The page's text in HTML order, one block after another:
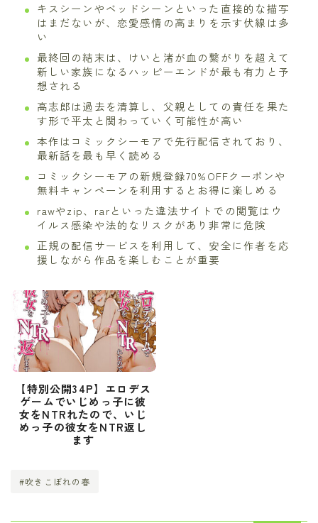
キスシーンやベッドシーンといった直接的な描写
はまだないが、恋愛感情の高まりを示す伏線は多
い
最終回の結末は、けいと渚が血の繋がりを超えて
新しい家族になるハッピーエンドが最も有力と予
想される
高志郎は過去を清算し、父親としての責任を果た
す形で平太と関わっていく可能性が高い
本作はコミックシーモアで先行配信されており、
最新話を最も早く読める
コミックシーモアの新規登録70%OFFクーポンや
無料キャンペーンを利用するとお得に楽しめる
rawやzip、rarといった違法サイトでの閲覧はウ
イルス感染や法的なリスクがあり非常に危険
正規の配信サービスを利用して、安全に作者を応
援しながら作品を楽しむことが重要
【特別公開34P】エロデス
ゲームでいじめっ子に彼
女をNTRれたので、いじ
めっ子の彼女をNTR返し
ます
#吹きこぼれの春